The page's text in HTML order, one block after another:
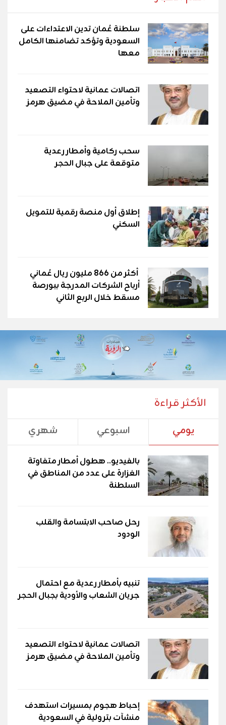
سلطنة عُمان تدين الاعتداءات على
السعودية وتؤكد تضامنها الكامل
معها
اتصالات عمانية لاحتواء التصعيد
وتأمين الملاحة في مضيق هرمز
سحب ركامية وأمطار رعدية
متوقعة على جبال الحجر
إطلاق أول منصة رقمية للتمويل
السكني
أكثر من 866 مليون ريال عُماني
أرباح الشركات المدرجة ببورصة
مسقط خلال الربع الثاني
الأكثر قراءة
يومي اسبوعي شهري
بالفيديو.. هطول أمطار متفاوتة
الغزارة على عدد من المناطق في
السلطنة
رحل صاحب الابتسامة والقلب
الودود
تنبيه بأمطار رعدية مع احتمال
جريان الشعاب والأودية بجبال الحجر
اتصالات عمانية لاحتواء التصعيد
وتأمين الملاحة في مضيق هرمز
إحباط هجوم بمسيرات استهدف
منشآت بترولية في السعودية